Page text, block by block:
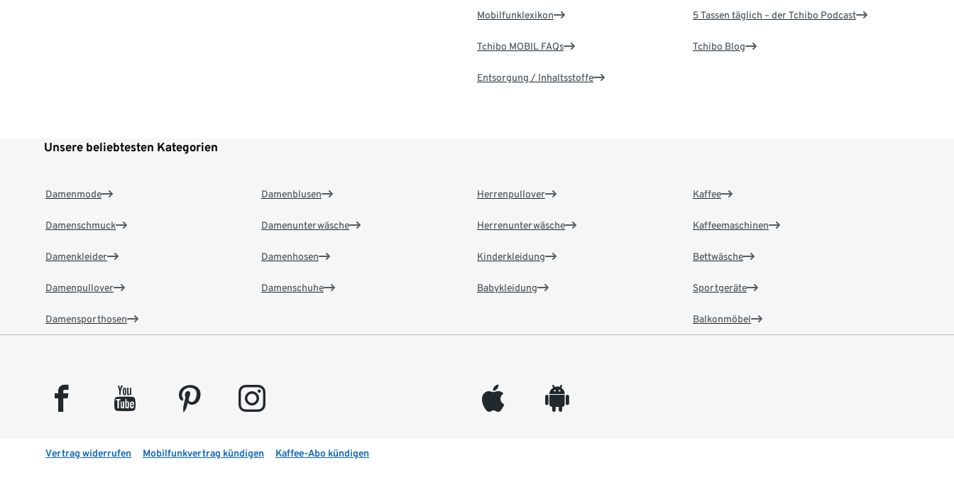
Mobilfunklexikon
Tchibo MOBIL FAQs
Entsorgung / Inhaltsstoffe
5 Tassen täglich – der Tchibo Podcast
Tchibo Blog
Unsere beliebtesten Kategorien
Damenmode
Damenschmuck
Damenkleider
Damenpullover
Damensporthosen
Damenblusen
Damenunterwäsche
Damenhosen
Damenschuhe
Herrenpullover
Herrenunterwäsche
Kinderkleidung
Babykleidung
Kaffee
Kaffeemaschinen
Bettwäsche
Sportgeräte
Balkonmöbel
facebook youtube pinterest instagram appleinc android
Vertrag widerrufen Mobilfunkvertrag kündigen Kaffee-Abo kündigen